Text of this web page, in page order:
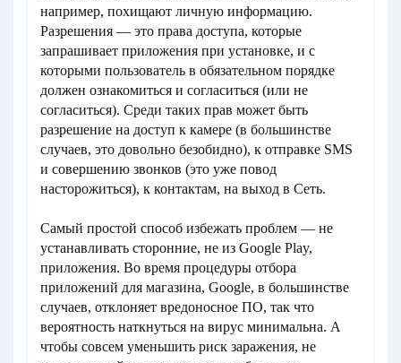
например, похищают личную информацию.
Разрешения — это права доступа, которые
запрашивает приложения при установке, и с
которыми пользователь в обязательном порядке
должен ознакомиться и согласиться (или не
согласиться). Среди таких прав может быть
разрешение на доступ к камере (в большинстве
случаев, это довольно безобидно), к отправке SMS
и совершению звонков (это уже повод
насторожиться), к контактам, на выход в Сеть.
Самый простой способ избежать проблем — не
устанавливать сторонние, не из Google Play,
приложения. Во время процедуры отбора
приложений для магазина, Google, в большинстве
случаев, отклоняет вредоносное ПО, так что
вероятность наткнуться на вирус минимальна. А
чтобы совсем уменьшить риск заражения, не